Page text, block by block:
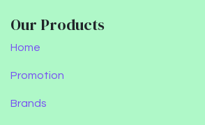
Our Products
Home
Promotion
Brands